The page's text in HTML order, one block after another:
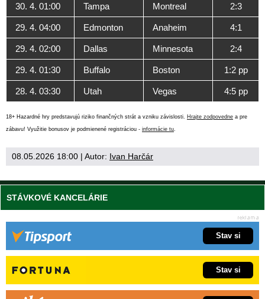
30. 4. 01:00 Tampa Montreal 2:3
29. 4. 04:00 Edmonton Anaheim 4:1
29. 4. 02:00 Dallas Minnesota 2:4
29. 4. 01:30 Buffalo Boston 1:2 pp
28. 4. 03:30 Utah Vegas 4:5 pp
18+ Hazardné hry predstavujú riziko finančných strát a vzniku závislosti. Hrajte zodpovedne a pre
zábavu! Využitie bonusov je podmienené registráciou - informácie tu.
08.05.2026 18:00 | Autor: Ivan Harčár
STÁVKOVÉ KANCELÁRIE
Stav si
Stav si